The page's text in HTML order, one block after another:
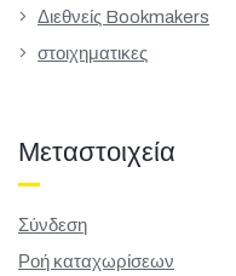
Διεθνείς Bookmakers
στοιχηματικες
Μεταστοιχεία
Σύνδεση
Ροή καταχωρίσεων